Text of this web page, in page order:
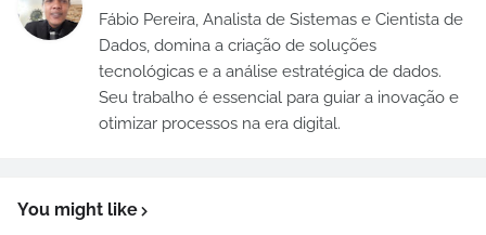
Fábio Pereira, Analista de Sistemas e Cientista de
Dados, domina a criação de soluções
tecnológicas e a análise estratégica de dados.
Seu trabalho é essencial para guiar a inovação e
otimizar processos na era digital.
You might like